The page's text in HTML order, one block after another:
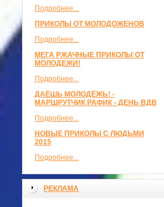
Подробнее...
ПРИКОЛЫ ОТ МОЛОДОЖЕНОВ
Подробнее...
МЕГА РЖАЧНЫЕ ПРИКОЛЫ ОТ
МОЛОДЕЖИ!
Подробнее...
ДАЁШЬ МОЛОДЁЖЬ! -
МАРШРУТЧИК РАФИК - ДЕНЬ ВДВ
Подробнее...
НОВЫЕ ПРИКОЛЫ С ЛЮДЬМИ
2015
Подробнее...
РЕКЛАМА